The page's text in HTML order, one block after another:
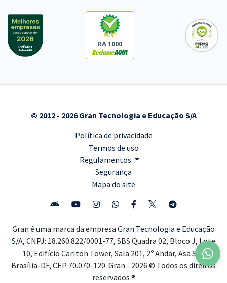
RA 1000
© 2012 - 2026 Gran Tecnologia e Educação S/A
Política de privacidade
Termos de uso
Regulamentos
Segurança
Mapa do site
Gran é uma marca da empresa Gran Tecnologia e Educação
S/A, CNPJ: 18.260.822/0001-77, SBS Quadra 02, Bloco J, Lote
10, Edifício Carlton Tower, Sala 201, 2º Andar, Asa Sul,
Brasília-DF, CEP 70.070-120. Gran - 2026 © Todos os direitos
reservados ®